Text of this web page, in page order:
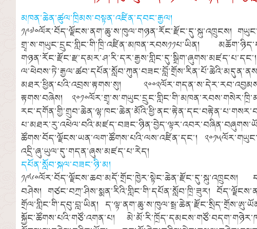
མཁན་ཆེན་ཚུལ་ཁྲིམས་བསྟན་འཛིན་དབང་རྒྱལ།
༡༩༧༠ལོར་བོད་ལྗོངས་ནག་ཆུ་ས་ཁུལ་གཉན་རོང་རྫོང་དུ་སྐུ་འཁྲུངས།
གྲྭ་ས་གཡུང་དྲུང་གླིང་གི་ཁྲི་འཛིན་མཁན་རབས༡༡པ་ཡིན།
མཐར་ཕྱིན་པའི་འབྲས་རྟགས་སུ།
རྟགས་བཞེས།
ཚོགས་བོད་ལྗོངས་ཡན་ལག་ཚོགས་པའི་ལས་འཛིན་དང་།
འདྲི་ཞུ་ཡུལ་དུ་གདན་ཞུས་མཛད་པ་རེད།
དཔོན་སློབ་སྐལ་བཟང་ཉི་མ།
༡༩༦༠ལོར་བོད་ལྗོངས་ཆབ་མདོ་གྲོང་ཁྱེར་སྟེང་ཆེན་རྫོང་དུ་སྐུ་འཁྲུངས།
བཤེས། གཙང་བཀྲ་ཤིས་སྨན་རིའི་གླིང་གི་དཔོན་སློབ་ཁྲི་ཟུར།
གྲོལ་གླིང་གི་དབུ་བླ་ཡིན།
སྐྱོང་ཚོགས་པའི་གཙོ་འགན་པ།